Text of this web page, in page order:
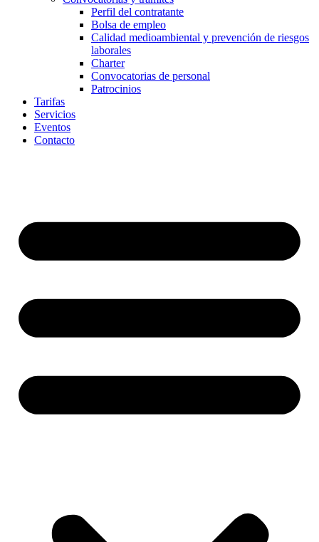
Perfil del contratante
Bolsa de empleo
Calidad medioambiental y prevención de riesgos
laborales
Charter
Convocatorias de personal
Patrocinios
Tarifas
Servicios
Eventos
Contacto